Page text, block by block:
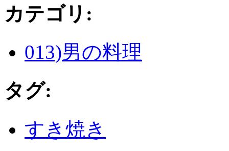
カテゴリ :
013)男の料理
タグ:
すき焼き